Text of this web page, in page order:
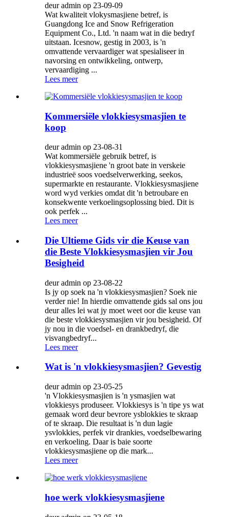
deur admin op 23-09-09
Wat kwaliteit vlokysmasjiene betref, is
Guangdong Ice and Snow Refrigeration
Equipment Co., Ltd. 'n naam wat in die bedryf
uitstaan. Icesnow, gestig in 2003, is 'n
omvattende vervaardiger wat spesialiseer in
navorsing en ontwikkeling, ontwerp,
vervaardiging ...
Lees meer
Kommersiële vlokkiesysmasjien te
koop
deur admin op 23-08-31
Wat kommersiële gebruik betref, is
vlokkiesysmasjiene 'n groot bate in verskeie
industrieë soos voedselverwerking, seekos,
supermarkte en restaurante. Vlokkiesysmasjiene
word wyd verkies omdat dit 'n betroubare en
konsekwente verkoelingsoplossing bied. Dit is
ook perfek ...
Lees meer
Die Ultieme Gids vir die Keuse van
die Beste Vlokkiesysmasjien vir Jou
Besigheid
deur admin op 23-08-22
Is jy op soek na 'n vlokkiesysmasjien? Soek nie
verder nie! In hierdie omvattende gids sal ons jou
deur alles lei wat jy moet weet oor die keuse van
die beste vlokkiesysmasjien vir jou besigheid. Of
jy nou in die voedsel- en drankbedryf, die
visvangbedryf...
Lees meer
Wat is 'n vlokkiesysmasjien? Gevestig
deur admin op 23-05-25
'n Vlokkiesysmasjien is 'n ysmasjien wat
vlokkiesys produseer. Vlokkiesys is 'n tipe ys wat
gemaak word deur bevrore ysblokkies te skraap
of te skraap. Die resultaat is 'n dun lagie
ysvlokkies, perfek vir drankies, voedselbewaring
en verkoeling. Daar is baie soorte
vlokkiesysmasjiene op die mark...
Lees meer
hoe werk vlokkiesysmasjiene